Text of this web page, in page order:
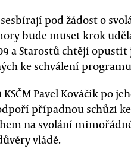
pod žádost o
bude muset krok
a Starostů chtějí
ke schválení
Pavel Kováčik po
případnou schůzi ke
na svolání mimořádné
vládě.